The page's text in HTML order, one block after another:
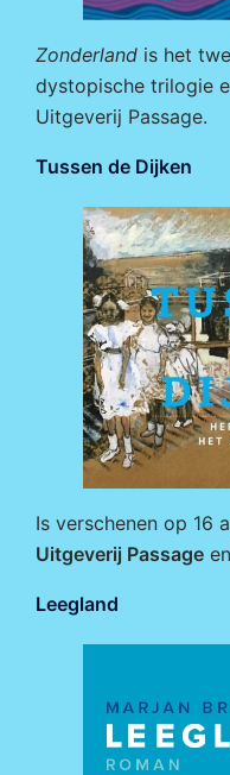
Zonderland is het
dystopische trilogie
Uitgeverij Passage.
Tussen de Dijken
Is verschenen op 16
Uitgeverij Passage
Leegland